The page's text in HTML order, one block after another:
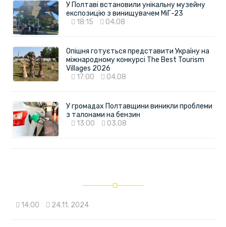
У Полтаві встановили унікальну музейну
експозицію з винищувачем МіГ-23
18:15
04.08
Опішня готується представити Україну на
міжнародному конкурсі The Best Tourism
Villages 2026
17:00
04.08
У громадах Полтавщини виникли проблеми
з талонами на бензин
13:00
03.08
14:00 24.11. 2024